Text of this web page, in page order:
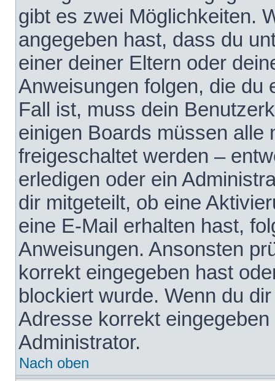
gibt es zwei Möglichkeiten.
angegeben hast, dass du
einer deiner Eltern oder
Anweisungen folgen, die du
Fall ist, muss dein
einigen Boards müssen alle
freigeschaltet werden –
erledigen oder ein
dir mitgeteilt, ob eine
eine E-Mail erhalten hast,
Anweisungen. Ansonsten
korrekt eingegeben hast
blockiert wurde. Wenn du
Adresse korrekt
Administrator.
Nach oben